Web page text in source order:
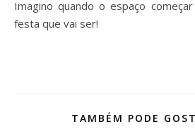
Imagino quando o espaço começar MESMO a apertar, a
festa que vai ser!
TAMBÉM PODE